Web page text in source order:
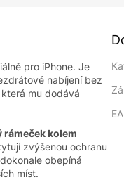
pro iPhone. Je
nabíjení bez
která mu dodává
kolem
zvýšenou ochranu
obepíná
míst.